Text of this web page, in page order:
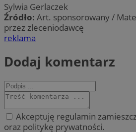
Sylwia Gerlaczek
Źródło: Art. sponsorowany /
przez zleceniodawcę
reklama
Dodaj komentarz
Akceptuję regulamin
oraz politykę prywatności.